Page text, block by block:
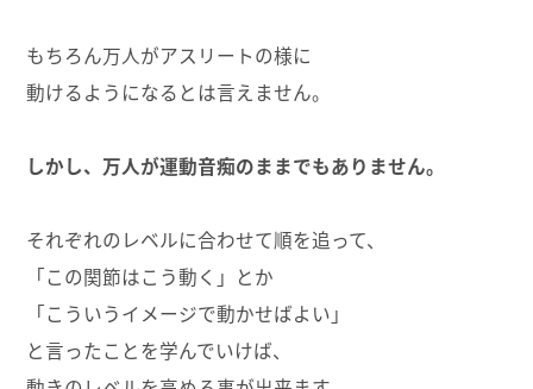
もちろん万人がアスリートの様に
動けるようになるとは言えません。
しかし、万人が運動音痴のままでもありません。
それぞれのレベルに合わせて順を追って、
「この関節はこう動く」とか
「こういうイメージで動かせばよい」
と言ったことを学んでいけば、